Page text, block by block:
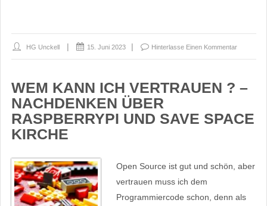
HG Unckell 15. Juni 2023 Hinterlasse Einen Kommentar
WEM KANN ICH VERTRAUEN ? –
NACHDENKEN ÜBER
RASPBERRYPI UND SAVE SPACE
KIRCHE
Open Source ist gut und schön, aber
vertrauen muss ich dem
Programmiercode schon, denn als